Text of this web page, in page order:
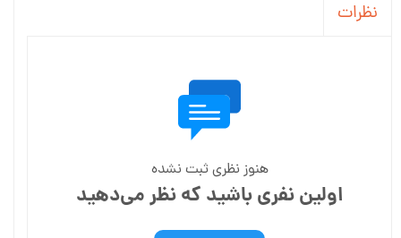
نظرات
هنوز نظری ثبت نشده
اولین نفری باشید که نظر می‌دهید